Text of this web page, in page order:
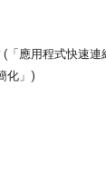
(「應用程式快速連
化」)